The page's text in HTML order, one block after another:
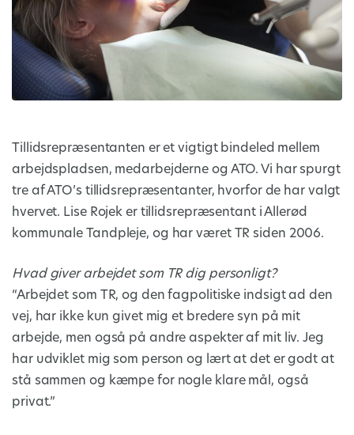
Tillidsrepræsentanten er et vigtigt bindeled mellem
arbejdspladsen, medarbejderne og ATO. Vi har spurgt
tre af ATO’s tillidsrepræsentanter, hvorfor de har valgt
hvervet. Lise Rojek er tillidsrepræsentant i Allerød
kommunale Tandpleje, og har været TR siden 2006.
Hvad giver arbejdet som TR dig personligt?
“Arbejdet som TR, og den fagpolitiske indsigt ad den
vej, har ikke kun givet mig et bredere syn på mit
arbejde, men også på andre aspekter af mit liv. Jeg
har udviklet mig som person og lært at det er godt at
stå sammen og kæmpe for nogle klare mål, også
privat.”